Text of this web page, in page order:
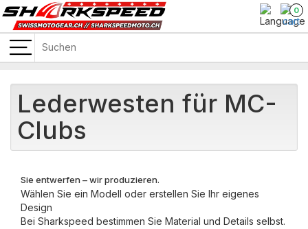
0
Lederwesten für MC-
Clubs
Sie entwerfen – wir produzieren.
Wählen Sie ein Modell oder erstellen Sie Ihr eigenes
Design
Bei Sharkspeed bestimmen Sie Material und Details selbst.